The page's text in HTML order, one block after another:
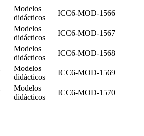
Modelos
didácticos
ICC6-MOD-1566
Modelos
didácticos
ICC6-MOD-1567
Modelos
didácticos
ICC6-MOD-1568
Modelos
didácticos
ICC6-MOD-1569
Modelos
didácticos
ICC6-MOD-1570